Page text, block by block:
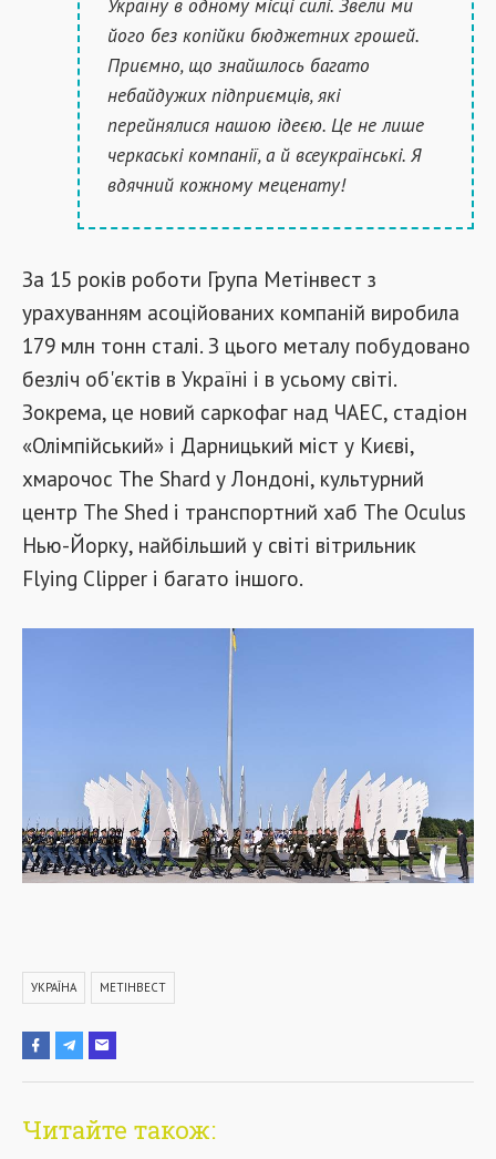
його без копійки бюджетних грошей.
Приємно, що знайшлось багато
небайдужих підприємців, які
перейнялися нашою ідеєю. Це не лише
черкаські компанії, а й всеукраїнські. Я
вдячний кожному меценату!
За 15 років роботи Група Метінвест з
урахуванням асоційованих компаній виробила
179 млн тонн сталі. З цього металу побудовано
безліч об'єктів в Україні і в усьому світі.
Зокрема, це новий саркофаг над ЧАЕС, стадіон
«Олімпійський» і Дарницький міст у Києві,
хмарочос The Shard у Лондоні, культурний
центр The Shed і транспортний хаб The Oculus
Нью-Йорку, найбільший у світі вітрильник
Flying Clipper і багато іншого.
УКРАЇНА МЕТІНВЕСТ
Читайте також: